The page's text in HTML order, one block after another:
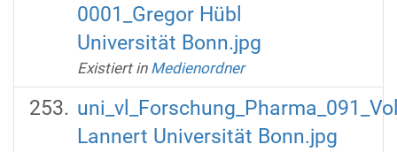
0001_Gregor Hübl
Universität Bonn.jpg
Existiert in Medienordner
Lannert Universität Bonn.jpg